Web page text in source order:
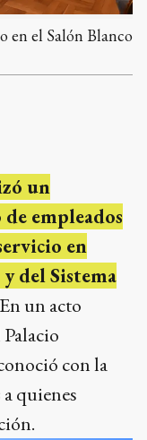
en el Salón Blanco
un
empleados
en
del Sistema
un acto
con la
a quienes